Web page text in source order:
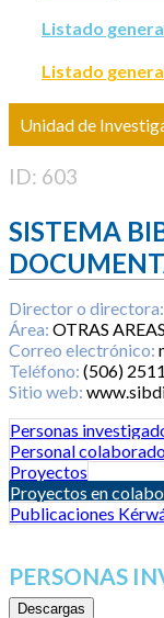
Listado
Listado
Unidad de
ID: 603
SISTEMA
Director o directora:
Área: OTRAS AREAS
Correo electrónico:
Teléfono: (506)
Sitio web:
Personas
Personal
Proyectos
Proyectos en
Publicaciones
PERSONAS
Descargas